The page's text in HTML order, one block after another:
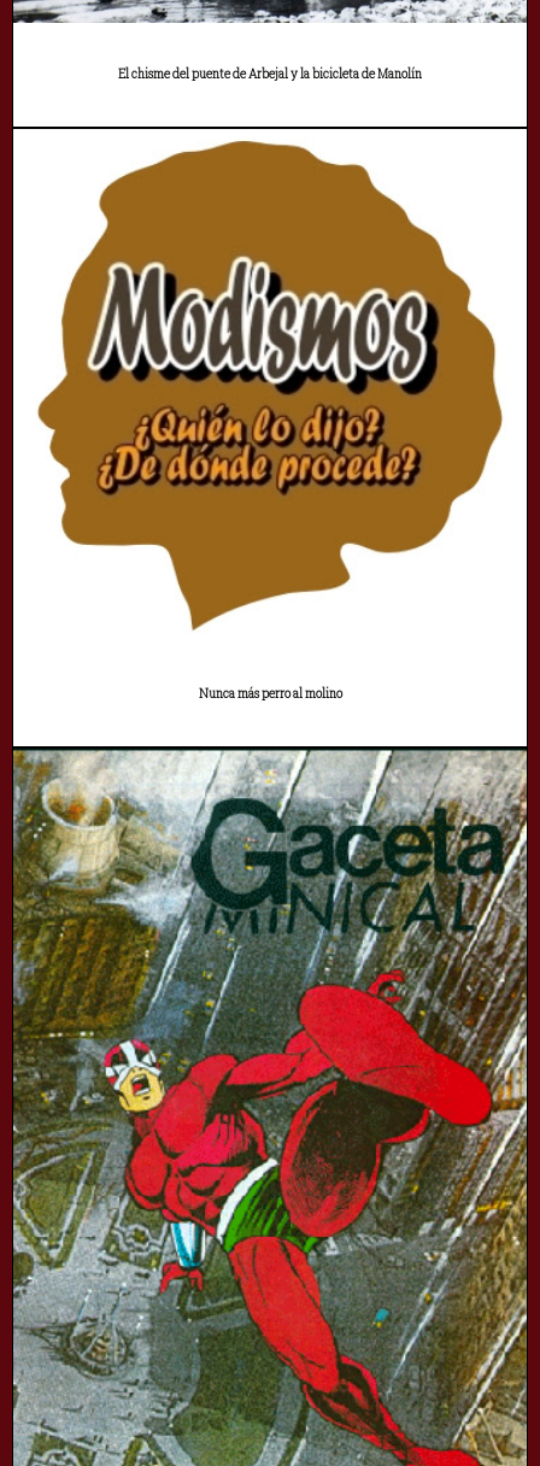
El chisme del puente de Arbejal y la bicicleta de Manolín
Nunca más perro al molino